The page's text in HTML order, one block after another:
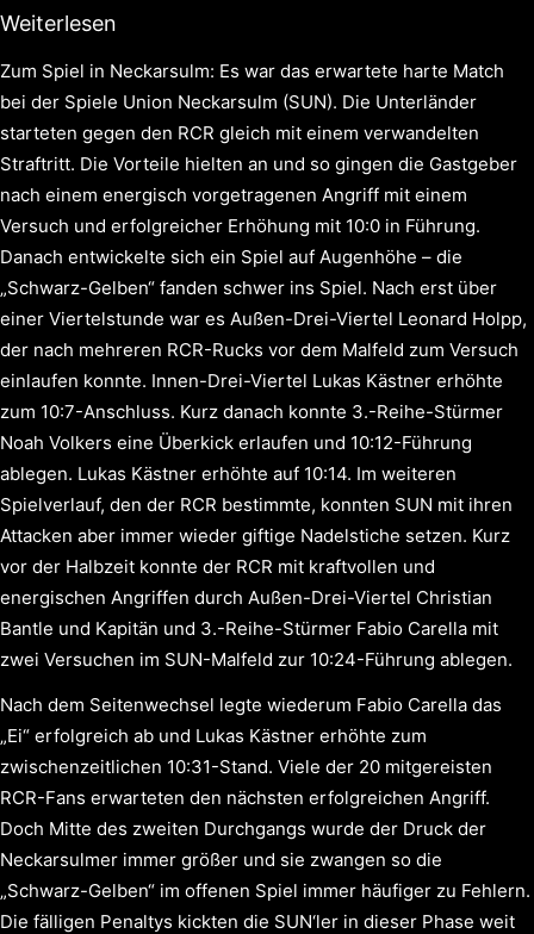
Weiterlesen
Zum Spiel in Neckarsulm: Es war das erwartete harte Match
bei der Spiele Union Neckarsulm (SUN). Die Unterländer
starteten gegen den RCR gleich mit einem verwandelten
Straftritt. Die Vorteile hielten an und so gingen die Gastgeber
nach einem energisch vorgetragenen Angriff mit einem
Versuch und erfolgreicher Erhöhung mit 10:0 in Führung.
Danach entwickelte sich ein Spiel auf Augenhöhe – die
„Schwarz-Gelben“ fanden schwer ins Spiel. Nach erst über
einer Viertelstunde war es Außen-Drei-Viertel Leonard Holpp,
der nach mehreren RCR-Rucks vor dem Malfeld zum Versuch
einlaufen konnte. Innen-Drei-Viertel Lukas Kästner erhöhte
zum 10:7-Anschluss. Kurz danach konnte 3.-Reihe-Stürmer
Noah Volkers eine Überkick erlaufen und 10:12-Führung
ablegen. Lukas Kästner erhöhte auf 10:14. Im weiteren
Spielverlauf, den der RCR bestimmte, konnten SUN mit ihren
Attacken aber immer wieder giftige Nadelstiche setzen. Kurz
vor der Halbzeit konnte der RCR mit kraftvollen und
energischen Angriffen durch Außen-Drei-Viertel Christian
Bantle und Kapitän und 3.-Reihe-Stürmer Fabio Carella mit
zwei Versuchen im SUN-Malfeld zur 10:24-Führung ablegen.
Nach dem Seitenwechsel legte wiederum Fabio Carella das
„Ei“ erfolgreich ab und Lukas Kästner erhöhte zum
zwischenzeitlichen 10:31-Stand. Viele der 20 mitgereisten
RCR-Fans erwarteten den nächsten erfolgreichen Angriff.
Doch Mitte des zweiten Durchgangs wurde der Druck der
Neckarsulmer immer größer und sie zwangen so die
„Schwarz-Gelben“ im offenen Spiel immer häufiger zu Fehlern.
Die fälligen Penaltys kickten die SUN‘ler in dieser Phase weit